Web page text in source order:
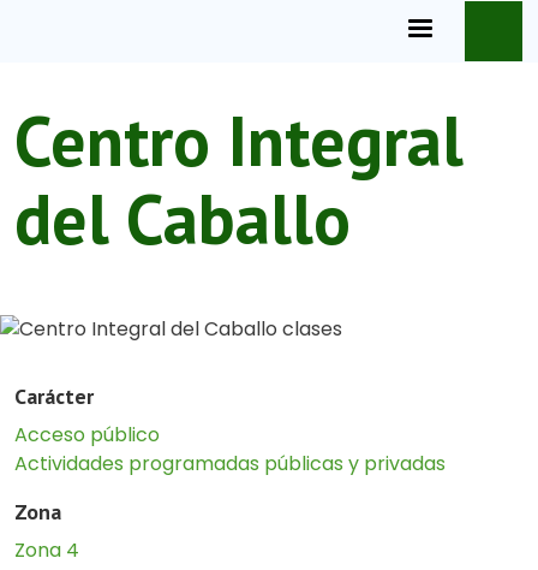
Centro Integral
del Caballo
Carácter
Acceso público
Actividades programadas públicas y privadas
Zona
Zona 4